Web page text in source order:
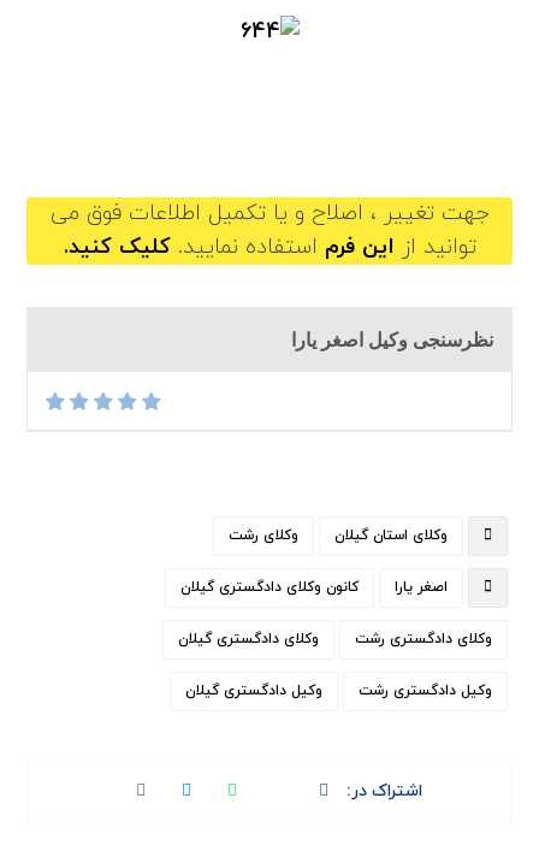
جهت تغییر ، اصلاح و یا تکمیل اطلاعات فوق می
توانید از این فرم استفاده نمایید. کلیک کنید.
نظرسنجی وکیل اصغر یارا
وکلای استان گیلان وکلای رشت
اصغر یارا کانون وکلای دادگستری گیلان
وکلای دادگستری رشت وکلای دادگستری گیلان
وکیل دادگستری رشت وکیل دادگستری گیلان